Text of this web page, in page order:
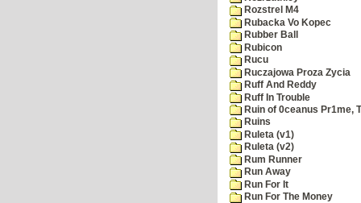
Rozstrel M4
Rubacka Vo Kopec
Rubber Ball
Rubicon
Rucu
Ruczajowa Proza Zycia
Ruff And Reddy
Ruff In Trouble
Ruin of 0ceanus Pr1me,
Ruins
Ruleta (v1)
Ruleta (v2)
Rum Runner
Run Away
Run For It
Run For The Money